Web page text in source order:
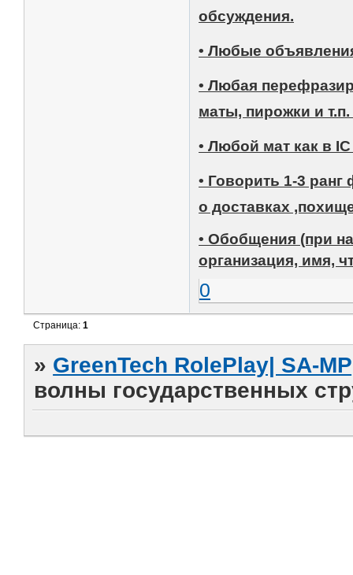
обсуждения.
• Любые
• Любая
маты, пирожки и
• Любой мат как в
• Говорить 1-3
о доставках
• Обобщения (при
организация, имя,
0
Страница:1
» GreenTech RolePlay| SA-MP
волны государственных